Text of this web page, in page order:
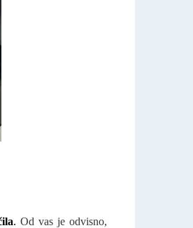
. Od vas je odvisno,